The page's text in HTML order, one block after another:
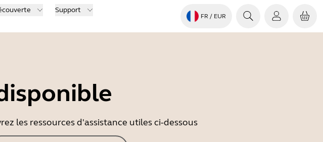
Support
FR / EUR
les ressources d'assistance utiles ci-dessous